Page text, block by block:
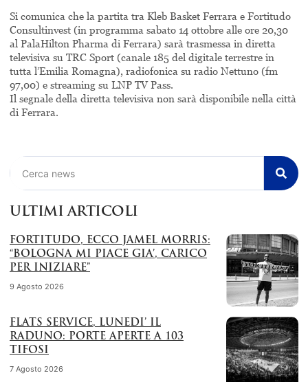
Si comunica che la partita tra Kleb Basket Ferrara e Fortitudo
Consultinvest (in programma sabato 14 ottobre alle ore 20,30
al PalaHilton Pharma di Ferrara) sarà trasmessa in diretta
televisiva su TRC Sport (canale 185 del digitale terrestre in
tutta l’Emilia Romagna), radiofonica su radio Nettuno (fm
97,00) e streaming su LNP TV Pass.
Il segnale della diretta televisiva non sarà disponibile nella città
di Ferrara.
ULTIMI ARTICOLI
FORTITUDO, ECCO JAMEL MORRIS:
“BOLOGNA MI PIACE GIA’, CARICO
PER INIZIARE”
9 Agosto 2026
FLATS SERVICE, LUNEDI’ IL
RADUNO: PORTE APERTE A 103
TIFOSI
7 Agosto 2026